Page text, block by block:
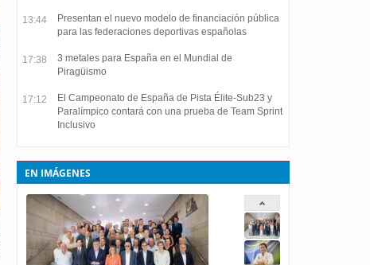
13:44
Presentan el nuevo modelo de financiación pública
para las federaciones deportivas españolas
17:38
3 metales para España en el Mundial de
Piragüismo
17:12
El Campeonato de España de Pista Élite-Sub23 y
Paralímpico contará con una prueba de Team Sprint
Inclusivo
EN IMÁGENES